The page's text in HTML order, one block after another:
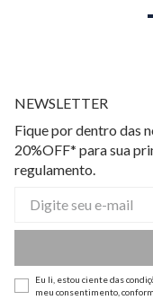
NEWSLETTER
Fique por dentro das
20%OFF* para sua
regulamento.
Eu li, estou ciente das
meu consentimento,